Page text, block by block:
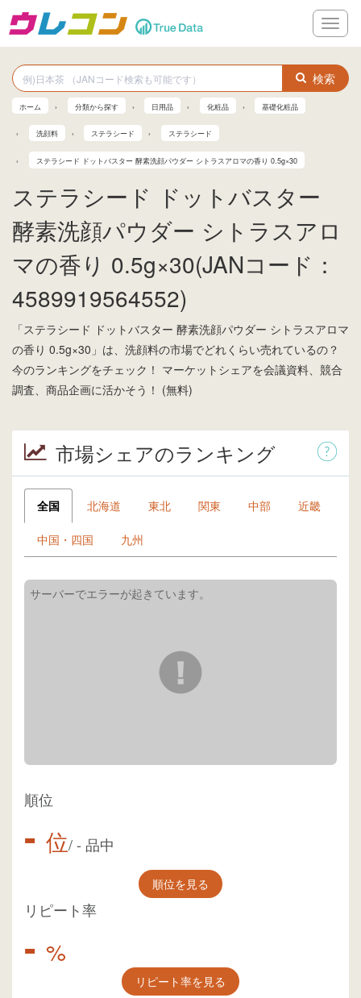
メ
ニ
ー
検索
ホーム 分類から探す 日用品 化粧品 基礎化粧品
洗顔料 ステラシード ステラシード
ステラシード ドットバスター 酵素洗顔パウダー シトラスアロマの香り 0.5g×30
ステラシード ドットバスター
酵素洗顔パウダー シトラスアロ
マの香り 0.5g×30(JANコード：
4589919564552)
「ステラシード ドットバスター 酵素洗顔パウダー シトラスアロマ
の香り 0.5g×30」は、洗顔料の市場でどれくらい売れているの？
今のランキングをチェック！ マーケットシェアを会議資料、競合
調査、商品企画に活かそう！ (無料)
市場シェアのランキング
全国 北海道 東北 関東 中部 近畿
中国・四国 九州
順位
- 位/- 品中
順位を見る
リピート率
- %
リピート率を見る